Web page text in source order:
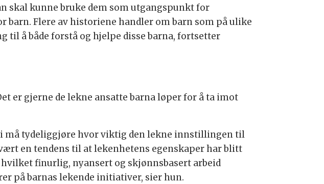
skal kunne bruke dem som utgangspunkt for
Flere av historiene handler om barn som på ulike
til å både forstå og hjelpe disse barna, fortsetter
er gjerne de lekne ansatte barna løper for å ta imot
må tydeliggjøre hvor viktig den lekne innstillingen til
en tendens til at lekenhetens egenskaper har blitt
finurlig, nyansert og skjønnsbasert arbeid
på barnas lekende initiativer, sier hun.